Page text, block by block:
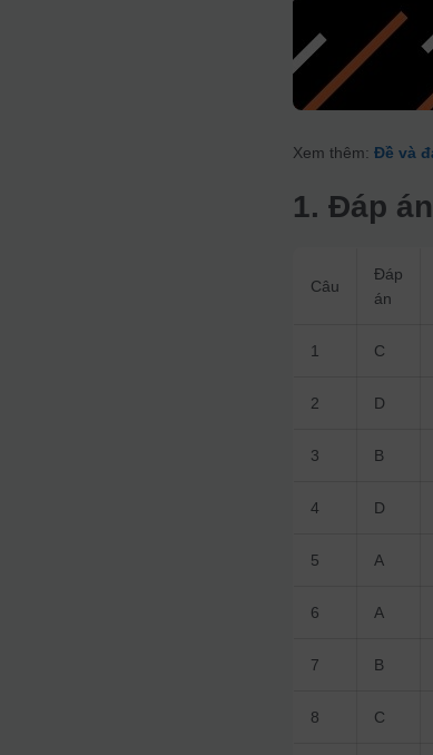
Xem thêm:Đề và
1. Đáp
Câu
Đáp
án
1 C
2 D
3 B
4 D
5 A
6 A
7 B
8 C